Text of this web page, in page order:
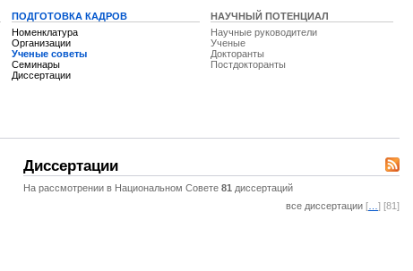
ПОДГОТОВКА КАДРОВ
Номенклатура
Организации
Ученые советы
Семинары
Диссертации
НАУЧНЫЙ ПОТЕНЦИАЛ
Научные руководители
Ученые
Докторанты
Постдокторанты
Диссертации
На рассмотрении в Национальном Совете 81 диссертаций
все диссертации [ ] [81]